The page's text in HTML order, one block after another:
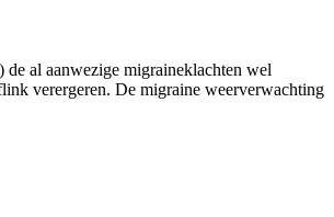
de al aanwezige migraineklachten wel
verergeren. De migraine weerverwachting